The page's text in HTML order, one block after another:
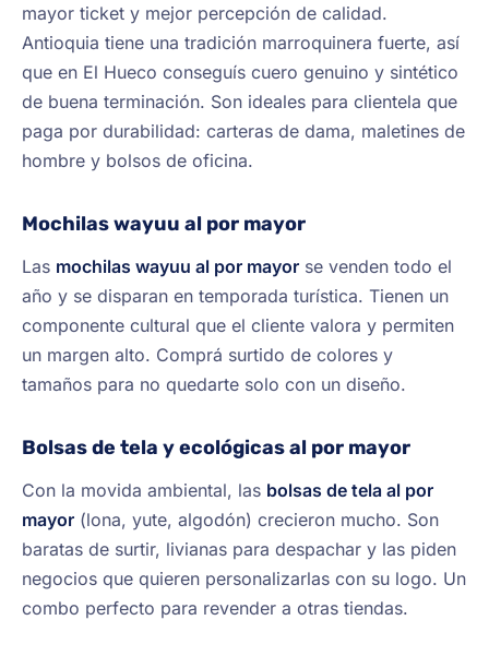
mayor ticket y mejor percepción de calidad.
Antioquia tiene una tradición marroquinera fuerte, así
que en El Hueco conseguís cuero genuino y sintético
de buena terminación. Son ideales para clientela que
paga por durabilidad: carteras de dama, maletines de
hombre y bolsos de oficina.
Mochilas wayuu al por mayor
Las mochilas wayuu al por mayor se venden todo el
año y se disparan en temporada turística. Tienen un
componente cultural que el cliente valora y permiten
un margen alto. Comprá surtido de colores y
tamaños para no quedarte solo con un diseño.
Bolsas de tela y ecológicas al por mayor
Con la movida ambiental, las bolsas de tela al por
mayor (lona, yute, algodón) crecieron mucho. Son
baratas de surtir, livianas para despachar y las piden
negocios que quieren personalizarlas con su logo. Un
combo perfecto para revender a otras tiendas.